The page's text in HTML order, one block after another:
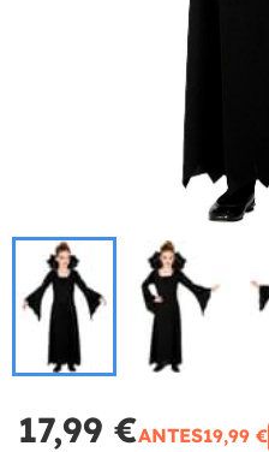
17,99 €ANTES19,99 €